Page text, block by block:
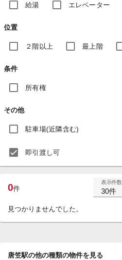
給湯 エレベーター
位置
２階以上 最上階
条件
所有権
その他
駐車場(近隣含む)
即引渡し可
0件
表示件数
30件
見つかりませんでした。
唐笠駅の他の種類の物件を見る